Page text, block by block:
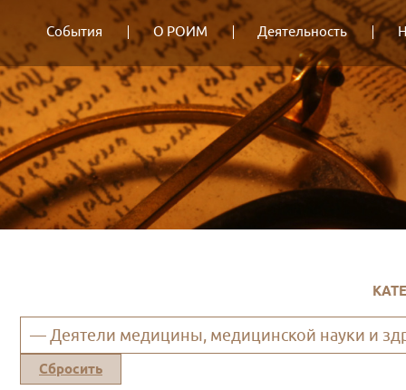
События О РОИМ Деятельность
— Деятели медицины, медицинской науки и
Сбросить